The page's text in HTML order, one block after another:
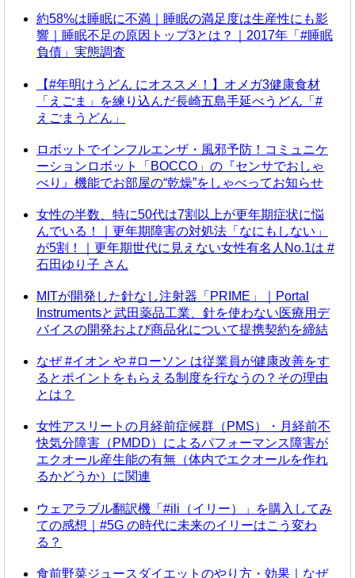
約58%は睡眠に不満｜睡眠の満足度は生産性にも影
響｜睡眠不足の原因トップ3とは？｜2017年「#睡眠
負債」実態調査
【#年明けうどん にオススメ！】オメガ3健康食材
「えごま」を練り込んだ長崎五島手延べうどん「#
えごまうどん」
ロボットでインフルエンザ・風邪予防！コミュニケ
ーションロボット「BOCCO」の『センサでおしゃ
べり』機能でお部屋の“乾燥”をしゃべってお知らせ
女性の半数、特に50代は7割以上が更年期症状に悩
んでいる！｜更年期障害の対処法「なにもしない」
が5割！｜更年期世代に見えない女性有名人No.1は #
石田ゆり子 さん
MITが開発した針なし注射器「PRIME」｜Portal
Instrumentsと武田薬品工業、針を使わない医療用デ
バイスの開発および商品化について提携契約を締結
なぜ #イオン や #ローソン は従業員が健康改善をす
るとポイントをもらえる制度を行なうの？その理由
とは？
女性アスリートの月経前症候群（PMS）・月経前不
快気分障害（PMDD）によるパフォーマンス障害が
エクオール産生能の有無（体内でエクオールを作れ
るかどうか）に関連
ウェアラブル翻訳機「#ili（イリー）」を購入してみ
ての感想｜#5G の時代に未来のイリーはこう変わ
る？
食前野菜ジュースダイエットのやり方・効果｜なぜ